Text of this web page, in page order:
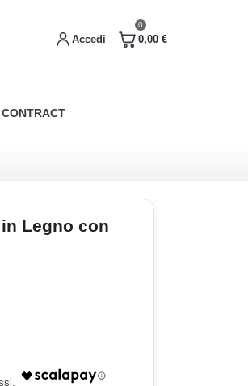
0
0,00 €
Accedi
Legno con